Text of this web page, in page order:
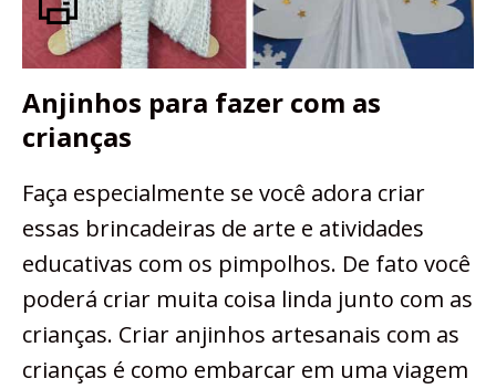
Anjinhos para fazer com as
crianças
Faça especialmente se você adora criar
essas brincadeiras de arte e atividades
educativas com os pimpolhos. De fato você
poderá criar muita coisa linda junto com as
crianças. Criar anjinhos artesanais com as
crianças é como embarcar em uma viagem